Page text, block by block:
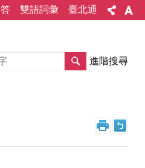
雙語詞彙 臺北通
進階搜尋